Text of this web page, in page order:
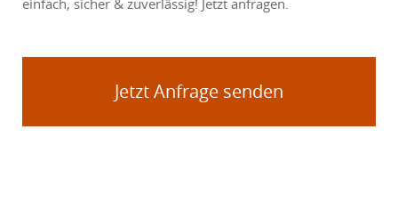
Jetzt Anfrage senden